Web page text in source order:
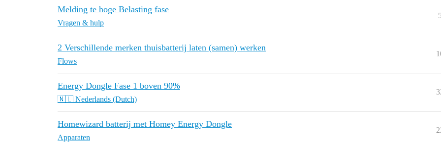
Melding te hoge Belasting fase
Vragen & hulp
2 Verschillende merken thuisbatterij laten (samen) werken
Flows
Energy Dongle Fase 1 boven 90%
🇳🇱 Nederlands (Dutch)
Homewizard batterij met Homey Energy Dongle
Apparaten